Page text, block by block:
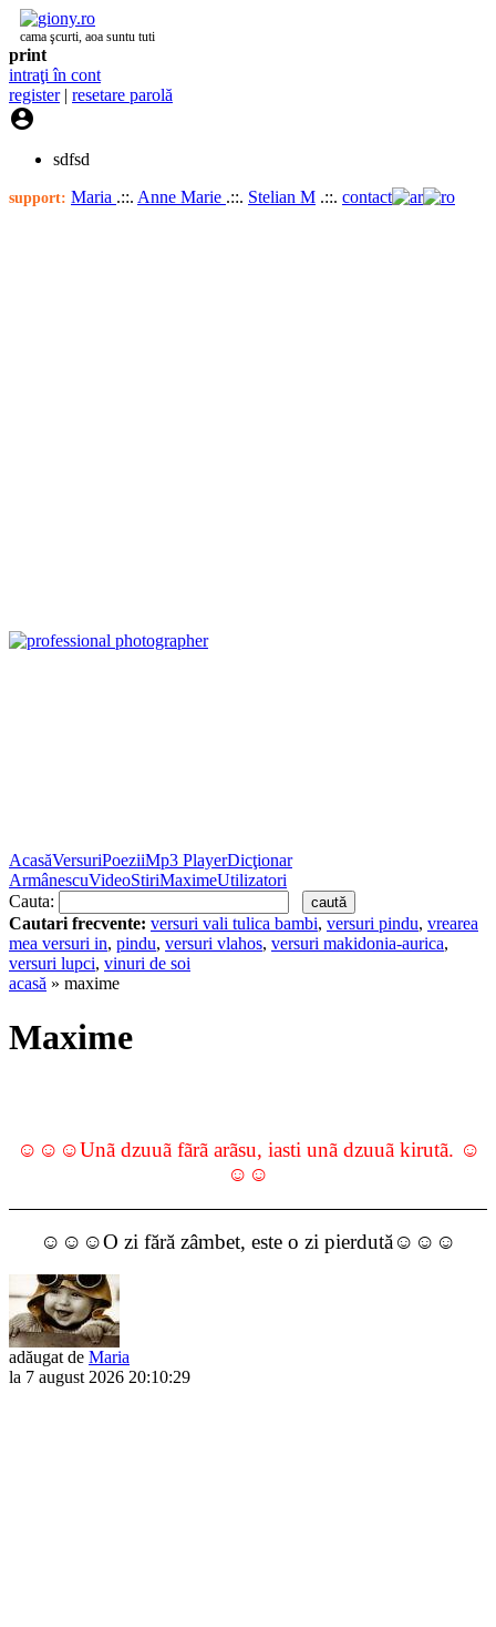
cama şcurti, aoa suntu tuti
print
intraţi în cont
register| resetare parolă

sdfsd
support: Maria .::. Anne Marie .::. Stelian M .::. contact
AcasăVersuriPoeziiMp3 PlayerDicţionar
ArmânescuVideoStiriMaximeUtilizatori
Cauta:
Cautari frecvente: versuri vali tulica bambi, versuri pindu, vrearea
mea versuri in, pindu, versuri vlahos, versuri makidonia-aurica,
versuri lupci, vinuri de soi
acasă » maxime
Maxime
☺☺☺Unã dzuuã fãrã arãsu, iasti unã dzuuã kirutã. ☺
☺☺
☺☺☺O zi fără zâmbet, este o zi pierdută☺☺☺
adăugat de Maria
la 7 august 2026 20:10:29